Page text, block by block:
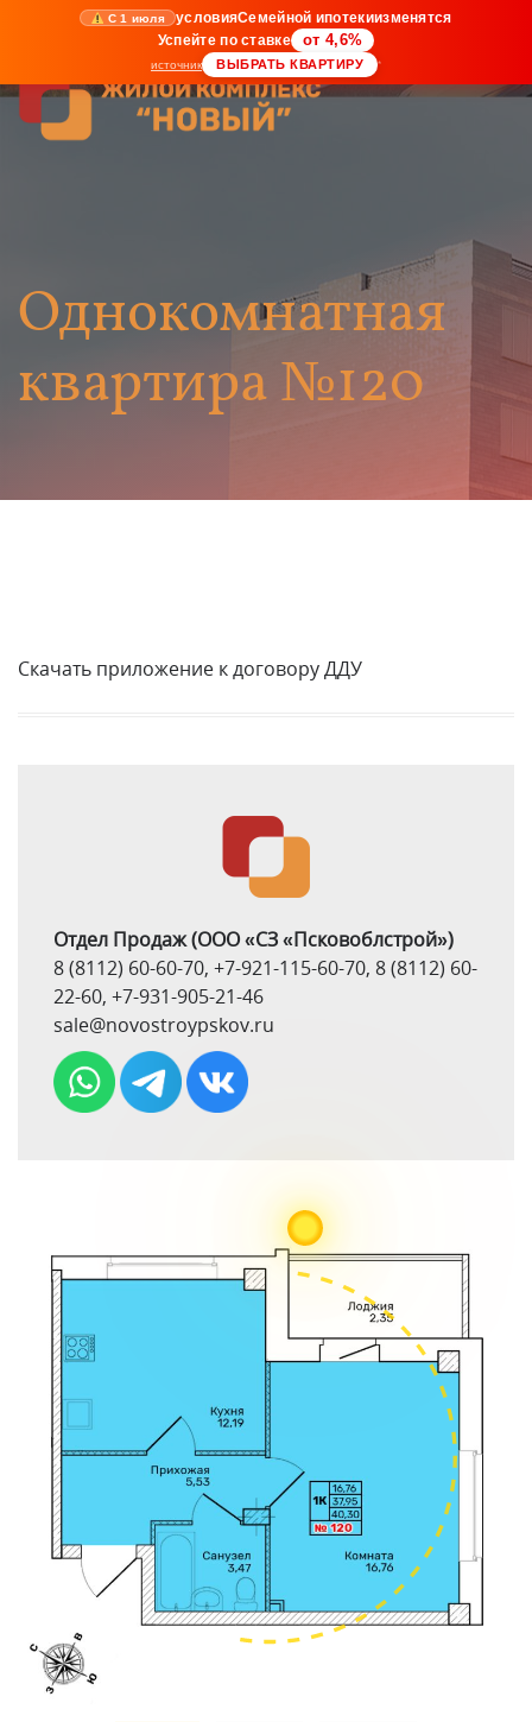
С 1 июля условияСемейной ипотекиизменятся
Успейте по ставке
от 4,6%
источник ВЫБРАТЬ КВАРТИРУ *
Однокомнатная
квартира №120
Скачать приложение к договору ДДУ
Отдел Продаж(ООО «СЗ «Псковоблстрой»)
8 (8112) 60-60-70, +7-921-115-60-70, 8 (8112) 60-
22-60, +7-931-905-21-46
sale@novostroypskov.ru